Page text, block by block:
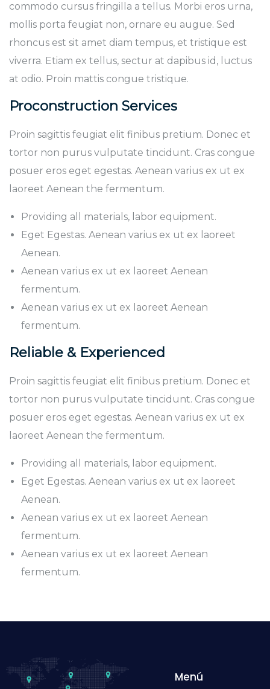
commodo cursus fringilla a tellus. Morbi eros urna,
mollis porta feugiat non, ornare eu augue. Sed
rhoncus est sit amet diam tempus, et tristique est
viverra. Etiam ex tellus, sectur at dapibus id, luctus
at odio. Proin mattis congue tristique.
Proconstruction Services
Proin sagittis feugiat elit finibus pretium. Donec et
tortor non purus vulputate tincidunt. Cras congue
posuer eros eget egestas. Aenean varius ex ut ex
laoreet Aenean the fermentum.
Providing all materials, labor equipment.
Eget Egestas. Aenean varius ex ut ex laoreet
Aenean.
Aenean varius ex ut ex laoreet Aenean
fermentum.
Aenean varius ex ut ex laoreet Aenean
fermentum.
Reliable & Experienced
Proin sagittis feugiat elit finibus pretium. Donec et
tortor non purus vulputate tincidunt. Cras congue
posuer eros eget egestas. Aenean varius ex ut ex
laoreet Aenean the fermentum.
Providing all materials, labor equipment.
Eget Egestas. Aenean varius ex ut ex laoreet
Aenean.
Aenean varius ex ut ex laoreet Aenean
fermentum.
Aenean varius ex ut ex laoreet Aenean
fermentum.
Menú